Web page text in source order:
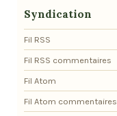
Syndication
Fil RSS
Fil RSS commentaires
Fil Atom
Fil Atom commentaires